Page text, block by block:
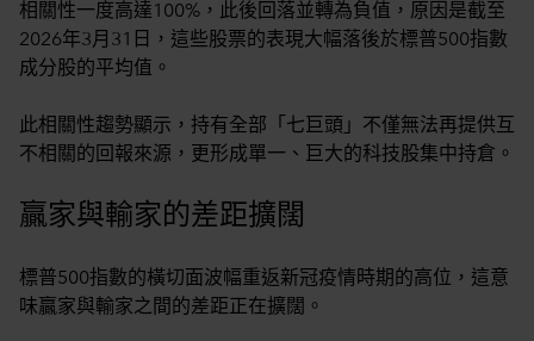
相關性一度高達100%，此後回落並轉為負值，原因是截至
2026年3月31日，這些股票的表現大幅落後於標普500指數
成分股的平均值。
此相關性趨勢顯示，持有全部「七巨頭」不僅無法再提供互
不相關的回報來源，更形成單一、巨大的科技股集中持倉。
贏家與輸家的差距擴闊
標普500指數的橫切面波幅重返新冠疫情時期的高位，這意
味贏家與輸家之間的差距正在擴闊。